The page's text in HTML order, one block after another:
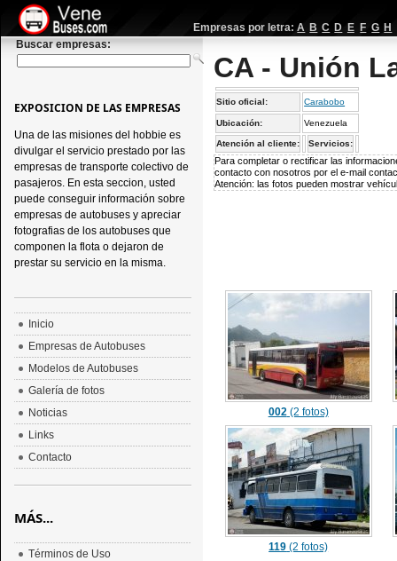
Empresas por letra: A B C D E F G H
Buscar empresas:
CA - Unión
Sitio oficial: Carabobo
Ubicación: Venezuela
Atención al cliente: Servicios:
Para completar o rectificar las
contacto con nosotros por el e-mail
Atención: las fotos pueden mostrar
002(2 fotos)
119 (2 fotos)
EXPOSICION DE LAS EMPRESAS
Una de las misiones del hobbie es
divulgar el servicio prestado por las
empresas de transporte colectivo de
pasajeros. En esta seccion, usted
puede conseguir información sobre
empresas de autobuses y apreciar
fotografias de los autobuses que
componen la flota o dejaron de
prestar su servicio en la misma.
Inicio
Empresas de Autobuses
Modelos de Autobuses
Galería de fotos
Noticias
Links
Contacto
MÁS...
Términos de Uso